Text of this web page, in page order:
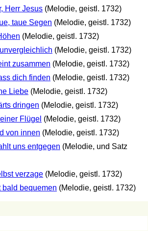
Herr Jesus (Melodie, geistl. 1732)
taue Segen (Melodie, geistl. 1732)
(Melodie, geistl. 1732)
(Melodie, geistl. 1732)
zusammen (Melodie, geistl. 1732)
dich finden (Melodie, geistl. 1732)
Liebe (Melodie, geistl. 1732)
dringen (Melodie, geistl. 1732)
Flügel (Melodie, geistl. 1732)
von innen (Melodie, geistl. 1732)
uns entgegen (Melodie, und Satz
verzage (Melodie, geistl. 1732)
bequemen (Melodie, geistl. 1732)